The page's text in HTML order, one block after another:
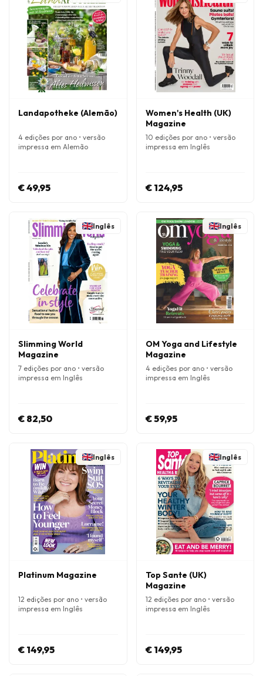
Landapotheke (Alemão)
4 edições por ano • versão
impressa em Alemão
€ 49,95
Women's Health (UK)
Magazine
10 edições por ano • versão
impressa em Inglês
€ 124,95
Inglês
Slimming World
Magazine
7 edições por ano • versão
impressa em Inglês
€ 82,50
Inglês
OM Yoga and Lifestyle
Magazine
4 edições por ano • versão
impressa em Inglês
€ 59,95
Inglês
Platinum Magazine
12 edições por ano • versão
impressa em Inglês
€ 149,95
Inglês
Top Sante (UK)
Magazine
12 edições por ano • versão
impressa em Inglês
€ 149,95